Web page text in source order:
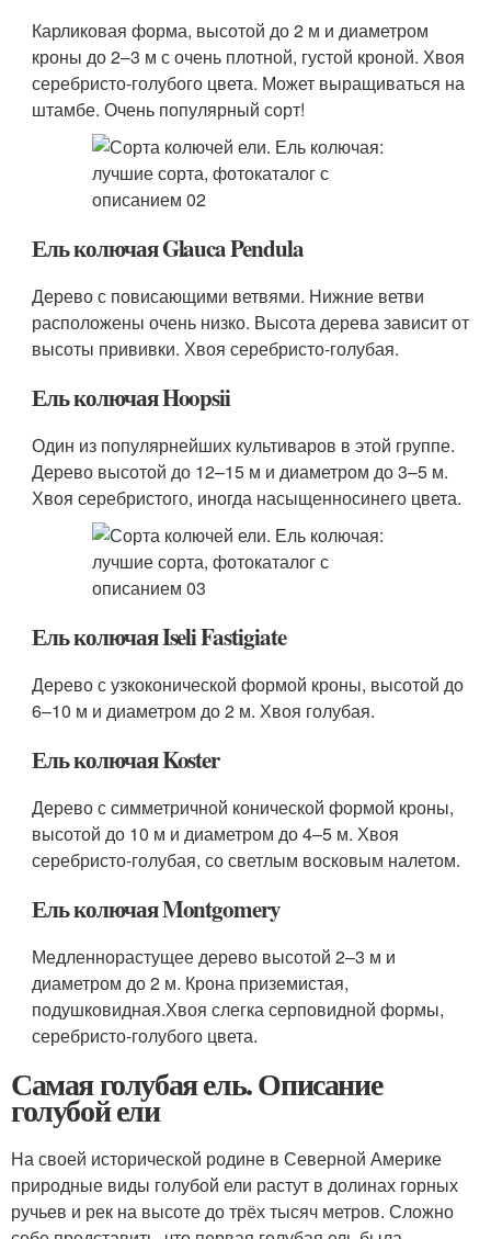
Карликовая форма, высотой до 2 м и диаметром
кроны до 2–3 м с очень плотной, густой кроной. Хвоя
серебристо-голубого цвета. Может выращиваться на
штамбе. Очень популярный сорт!
Ель колючая Glauca Pendula
Дерево с повисающими ветвями. Нижние ветви
расположены очень низко. Высота дерева зависит от
высоты прививки. Хвоя серебристо-голубая.
Ель колючая Hoopsii
Один из популярнейших культиваров в этой группе.
Дерево высотой до 12–15 м и диаметром до 3–5 м.
Хвоя серебристого, иногда насыщенносинего цвета.
Ель колючая Iseli Fastigiate
Дерево с узкоконической формой кроны, высотой до
6–10 м и диаметром до 2 м. Хвоя голубая.
Ель колючая Koster
Дерево с симметричной конической формой кроны,
высотой до 10 м и диаметром до 4–5 м. Хвоя
серебристо-голубая, со светлым восковым налетом.
Ель колючая Montgomery
Медленнорастущее дерево высотой 2–3 м и
диаметром до 2 м. Крона приземистая,
подушковидная.Хвоя слегка серповидной формы,
серебристо-голубого цвета.
Самая голубая ель. Описание
голубой ели
На своей исторической родине в Северной Америке
природные виды голубой ели растут в долинах горных
ручьев и рек на высоте до трёх тысяч метров. Сложно